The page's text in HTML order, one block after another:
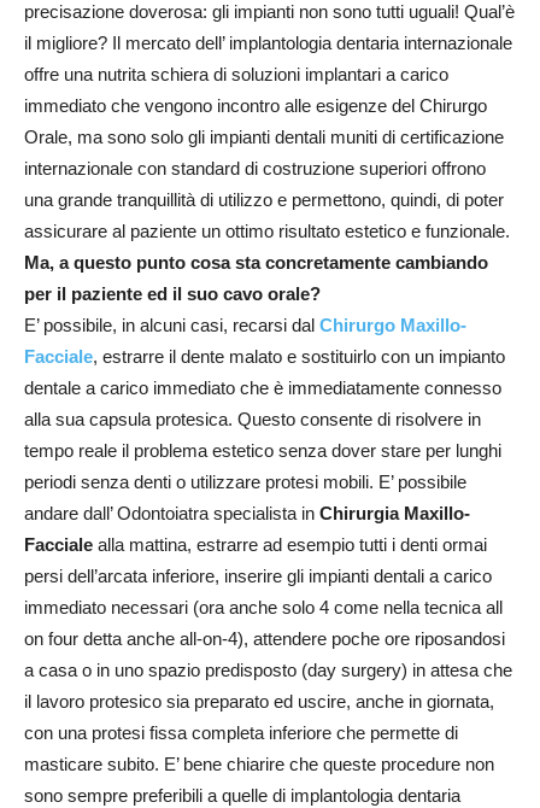
precisazione doverosa: gli impianti non sono tutti uguali! Qual’è
il migliore? Il mercato dell’ implantologia dentaria internazionale
offre una nutrita schiera di soluzioni implantari a carico
immediato che vengono incontro alle esigenze del Chirurgo
Orale, ma sono solo gli impianti dentali muniti di certificazione
internazionale con standard di costruzione superiori offrono
una grande tranquillità di utilizzo e permettono, quindi, di poter
assicurare al paziente un ottimo risultato estetico e funzionale.
Ma, a questo punto cosa sta concretamente cambiando
per il paziente ed il suo cavo orale?
E’ possibile, in alcuni casi, recarsi dal Chirurgo Maxillo-
Facciale, estrarre il dente malato e sostituirlo con un impianto
dentale a carico immediato che è immediatamente connesso
alla sua capsula protesica. Questo consente di risolvere in
tempo reale il problema estetico senza dover stare per lunghi
periodi senza denti o utilizzare protesi mobili. E’ possibile
andare dall’ Odontoiatra specialista in Chirurgia Maxillo-
Facciale alla mattina, estrarre ad esempio tutti i denti ormai
persi dell’arcata inferiore, inserire gli impianti dentali a carico
immediato necessari (ora anche solo 4 come nella tecnica all
on four detta anche all-on-4), attendere poche ore riposandosi
a casa o in uno spazio predisposto (day surgery) in attesa che
il lavoro protesico sia preparato ed uscire, anche in giornata,
con una protesi fissa completa inferiore che permette di
masticare subito. E’ bene chiarire che queste procedure non
sono sempre preferibili a quelle di implantologia dentaria